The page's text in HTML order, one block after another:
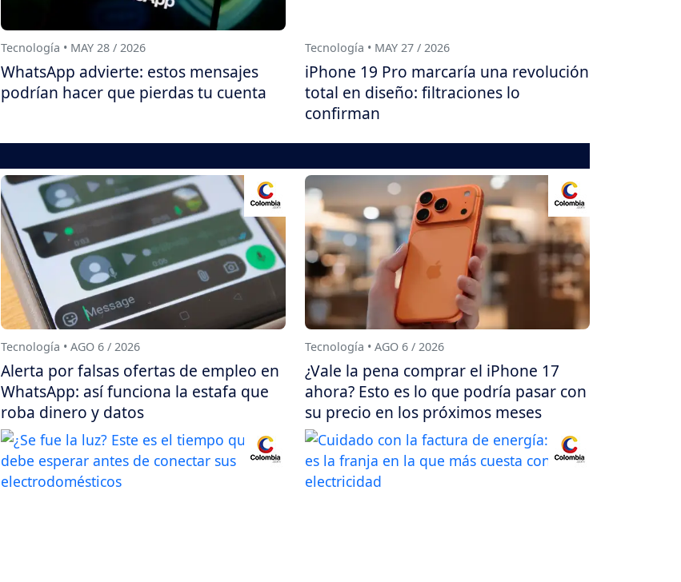
Tecnología • MAY 28 / 2026
WhatsApp advierte: estos mensajes
podrían hacer que pierdas tu cuenta
Tecnología • MAY 27 / 2026
iPhone 19 Pro marcaría una revolución
total en diseño: filtraciones lo
confirman
Tecnología • AGO 6 / 2026
Alerta por falsas ofertas de empleo en
WhatsApp: así funciona la estafa que
roba dinero y datos
Tecnología • AGO 6 / 2026
¿Vale la pena comprar el iPhone 17
ahora? Esto es lo que podría pasar con
su precio en los próximos meses